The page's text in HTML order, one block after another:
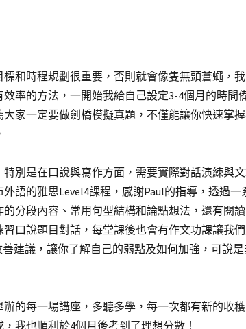
和時程規劃很重要，否則就會像隻無頭蒼蠅，
率的方法，一開始我給自己設定3-4個月的時間
家一定要做劍橋模擬真題，不僅能讓你快速掌
別是在口說與寫作方面，需要實際對話演練與
語的雅思Level4課程，感謝Paul的指導，透過一
分段內容、常用句型結構和論點想法，還有閱
口說題目對話，每堂課後也會有作文功課讓我
建議，讓你了解自己的弱點及如何加強，可說
的每一場講座，多聽多學，每一次都有新的收
我也順利於4個月後考到了理想分數！